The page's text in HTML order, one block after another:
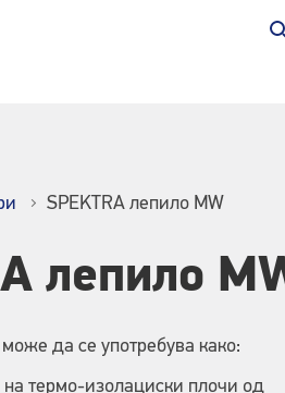
SPEKTRA лепило MW
лепило
да се употребува како:
термо-изолациски плочи од